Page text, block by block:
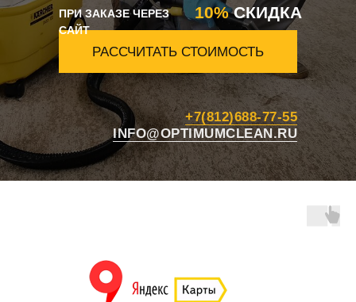
+7(812)688-77-55
INFO@OPTIMUMCLEAN.RU
РАССЧИТАТЬ СТОИМОСТЬ
ПРИ ЗАКАЗЕ ЧЕРЕЗ
САЙТ
10%СКИДКА